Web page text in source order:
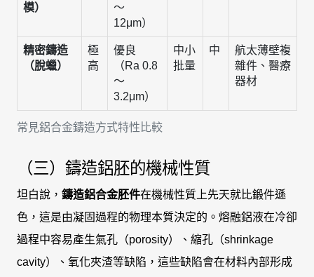
常見鋁合金鑄造方式特性比較
模）
～
12μm）
精密鑄造
（脫蠟）
極
高
優良
（Ra 0.8
～
3.2μm）
中小
批量
中
航太薄壁複
雜件、醫療
器材
（三）鑄造鋁胚的機械性質
坦白說， 鑄造鋁合金胚件在機械性質上先天就比鍛件遜
色，這是由凝固過程的物理本質決定的。熔融鋁液在冷卻
過程中容易產生氣孔（porosity）、縮孔（shrinkage
cavity）、氧化夾渣等缺陷，這些缺陷會在材料內部形成